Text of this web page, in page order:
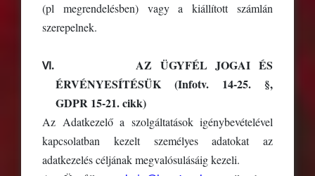
(pl megrendelésben) vagy a kiállított számlán
szerepelnek.
VI.
AZ ÜGYFÉL JOGAI ÉS
ÉRVÉNYESÍTÉSÜK(Infotv. 14-25. §,
GDPR 15-21. cikk)
Az Adatkezelő a szolgáltatások igénybevételével
kapcsolatban kezelt személyes adatokat az
adatkezelés céljának megvalósulásáig kezeli.